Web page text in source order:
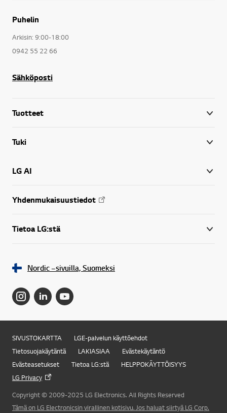
Puhelin
Arkisin: 9:00-18:00
0942 55 22 66
Sähköposti
Tuotteet
Tuki
LG AI
Yhdenmukaisuustiedot
Tietoa LG:stä
Nordic –sivuilla, Suomeksi
SIVUSTOKARTTA
LGE-palvelun käyttöehdot
Tietosuojakäytäntä
LAKIASIAA
Evästekäytäntö
Evästeasetukset
Tietoa LG:stä
HELPPOKÄYTTÖISYYS
LG Privacy
Copyright © 2009-2025 LG Electronics. All Rights Reserved
Tämä on LG Electronicsin virallinen kotisivu. Jos haluat siirtyä LG Corp.